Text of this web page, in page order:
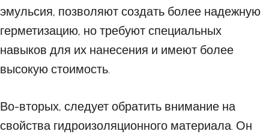
эмульсия, позволяют создать более надежную
герметизацию, но требуют специальных
навыков для их нанесения и имеют более
высокую стоимость.
Во-вторых, следует обратить внимание на
свойства гидроизоляционного материала. Он